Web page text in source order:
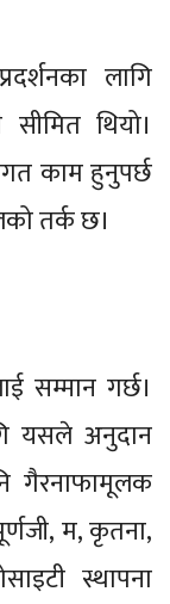
लागि
थियो।
काम हुनुपर्छ
तर्क छ।
सम्मान गर्छ।
यसले अनुदान
गैरनाफामूलक
म, कृतना,
स्थापना